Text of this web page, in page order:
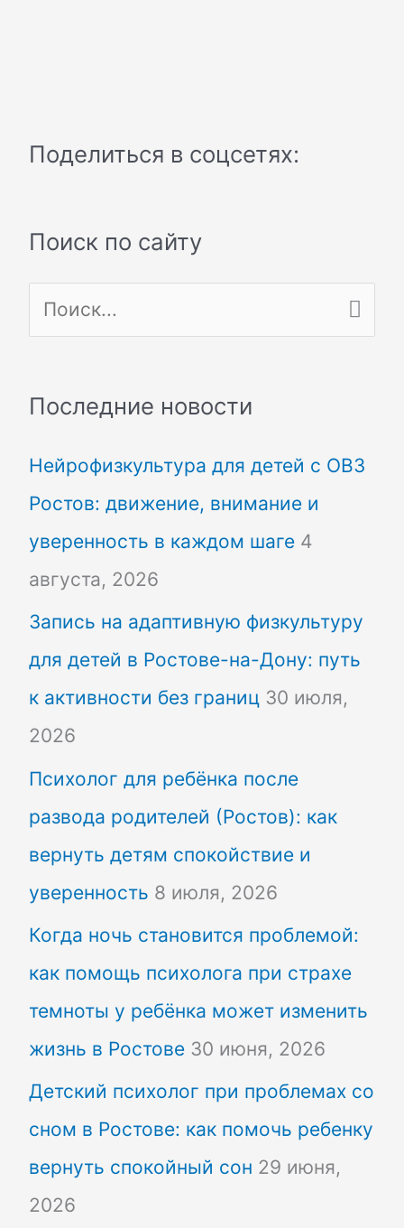
Поделиться в соцсетях:
Поиск по сайту
к
:
Последние новости
Нейрофизкультура для детей с ОВЗ
Ростов: движение, внимание и
уверенность в каждом шаге 4
августа, 2026
Запись на адаптивную физкультуру
для детей в Ростове-на-Дону: путь
к активности без границ 30 июля,
2026
Психолог для ребёнка после
развода родителей (Ростов): как
вернуть детям спокойствие и
уверенность 8 июля, 2026
Когда ночь становится проблемой:
как помощь психолога при страхе
темноты у ребёнка может изменить
жизнь в Ростове 30 июня, 2026
Детский психолог при проблемах со
сном в Ростове: как помочь ребенку
вернуть спокойный сон 29 июня,
2026